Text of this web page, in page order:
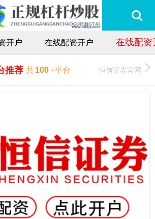
开户 在线配资开户 在线配资
推荐 共100+平台 恒信证券官网